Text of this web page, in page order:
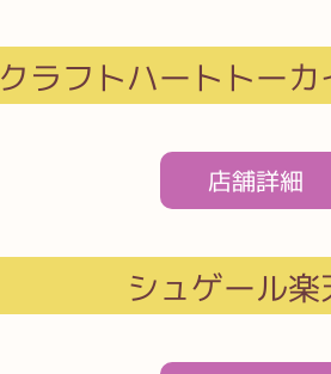
クラフトハートトー
店舗詳細
シュゲール楽